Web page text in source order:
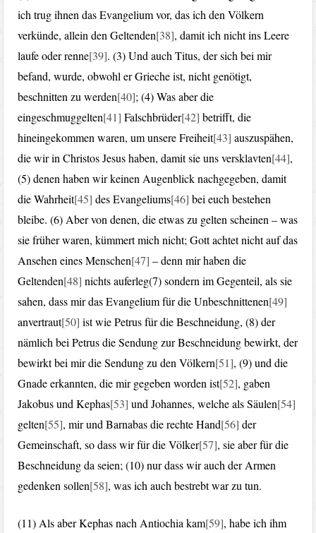
ich trug ihnen das Evangelium vor, das ich den Völkern
verkünde, allein den Geltenden[38], damit ich nicht ins Leere
laufe oder renne[39]. (3) Und auch Titus, der sich bei mir
befand, wurde, obwohl er Grieche ist, nicht genötigt,
beschnitten zu werden[40]; (4) Was aber die
eingeschmuggelten[41] Falschbrüder[42] betrifft, die
hineingekommen waren, um unsere Freiheit[43] auszuspähen,
die wir in Christos Jesus haben, damit sie uns versklavten[44],
(5) denen haben wir keinen Augenblick nachgegeben, damit
die Wahrheit[45] des Evangeliums[46] bei euch bestehen
bleibe. (6) Aber von denen, die etwas zu gelten scheinen – was
sie früher waren, kümmert mich nicht; Gott achtet nicht auf das
Ansehen eines Menschen[47] – denn mir haben die
Geltenden[48] nichts auferleg(7) sondern im Gegenteil, als sie
sahen, dass mir das Evangelium für die Unbeschnittenen[49]
anvertraut[50] ist wie Petrus für die Beschneidung, (8) der
nämlich bei Petrus die Sendung zur Beschneidung bewirkt, der
bewirkt bei mir die Sendung zu den Völkern[51], (9) und die
Gnade erkannten, die mir gegeben worden ist[52], gaben
Jakobus und Kephas[53] und Johannes, welche als Säulen[54]
gelten[55], mir und Barnabas die rechte Hand[56] der
Gemeinschaft, so dass wir für die Völker[57], sie aber für die
Beschneidung da seien; (10) nur dass wir auch der Armen
gedenken sollen[58], was ich auch bestrebt war zu tun.
(11) Als aber Kephas nach Antiochia kam[59], habe ich ihm